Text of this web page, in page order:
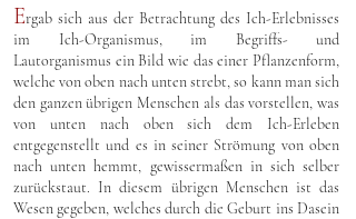
Ergab sich aus der Betrachtung des Ich-Erlebnisses
im Ich-Organismus, im Begriffs- und
Lautorganismus ein Bild wie das einer Pflanzenform,
welche von oben nach unten strebt, so kann man sich
den ganzen übrigen Menschen als das vorstellen, was
von unten nach oben sich dem Ich-Erleben
entgegenstellt und es in seiner Strömung von oben
nach unten hemmt, gewissermaßen in sich selber
zurückstaut. In diesem übrigen Menschen ist das
Wesen gegeben, welches durch die Geburt ins Dasein